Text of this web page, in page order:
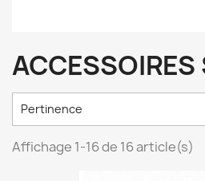
ACCESSOIRES
Pertinence
Affichage 1-16 de 16 article(s)